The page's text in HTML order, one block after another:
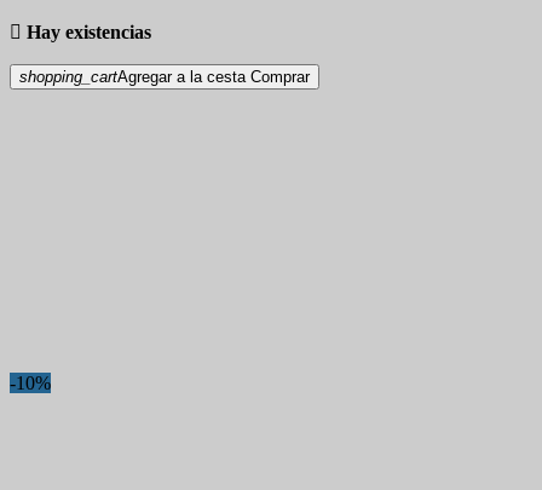
 Hay existencias
shopping_cartAgregar a la cesta Comprar
-10%